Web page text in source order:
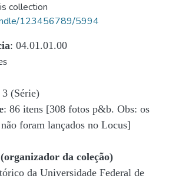
collection
123456789/5994
: 04.01.01.00
3 (Série)
: 86 itens [308 fotos p&b. Obs: os
foram lançados no Locus]
da coleção)
da Universidade Federal de